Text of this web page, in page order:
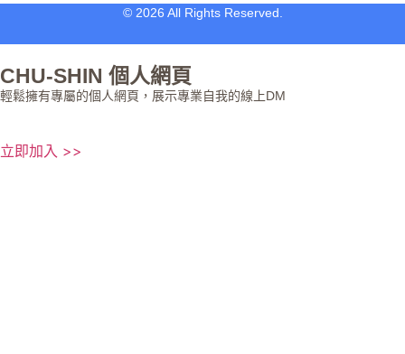
© 2026 All Rights Reserved.
CHU-SHIN 個人網頁
輕鬆擁有專屬的個人網頁，展示專業自我的線上DM
立即加入 >>